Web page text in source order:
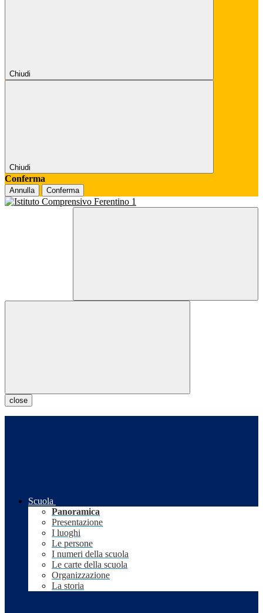
Chiudi
Chiudi
Conferma
Annulla Conferma
close
Scuola
Panoramica
Presentazione
I luoghi
Le persone
I numeri della scuola
Le carte della scuola
Organizzazione
La storia